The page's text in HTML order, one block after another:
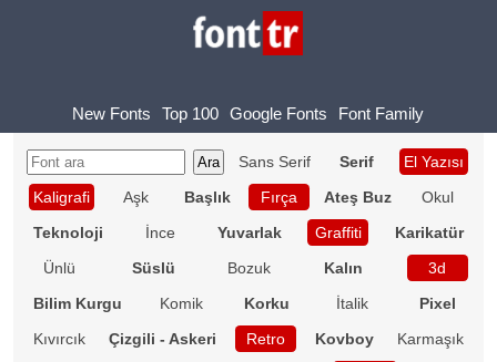
New Fonts Top 100 Google Fonts Font Family
Sans Serif Serif
El Yazısı
Kaligrafi
Aşk Başlık Fırça Ateş Buz
Okul
Teknoloji
İnce Yuvarlak Graffiti
Karikatür
Ünlü
Süslü Bozuk Kalın
3d
Bilim Kurgu
Komik Korku İtalik
Pixel
Kıvırcık
Çizgili - Askeri Retro Kovboy
Karmaşık